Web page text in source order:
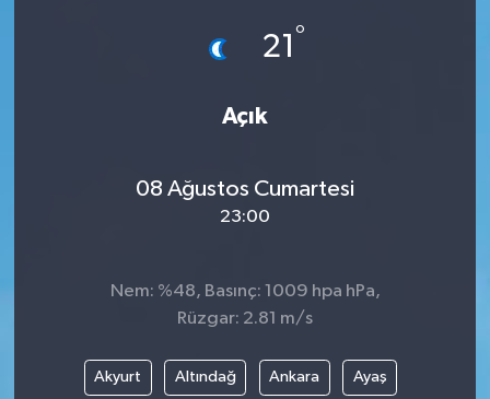
21 °
Açık
08 Ağustos Cumartesi
23:00
Nem: %48, Basınç: 1009 hpa hPa,
Rüzgar: 2.81 m/s
Akyurt Altındağ Ankara Ayaş